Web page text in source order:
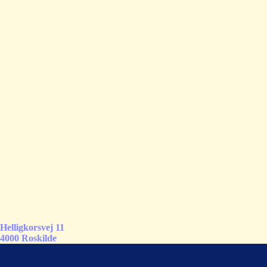
Helligkorsvej 11
4000 Roskilde